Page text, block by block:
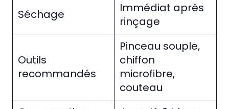
Séchage
Immédiat après
rinçage
Outils
recommandés
Pinceau souple,
chiffon
microfibre,
couteau